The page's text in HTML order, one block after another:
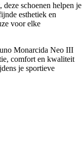
schoenen helpen je
esthetiek en
voor elke
Monarcida Neo III
comfort en kwaliteit
je sportieve